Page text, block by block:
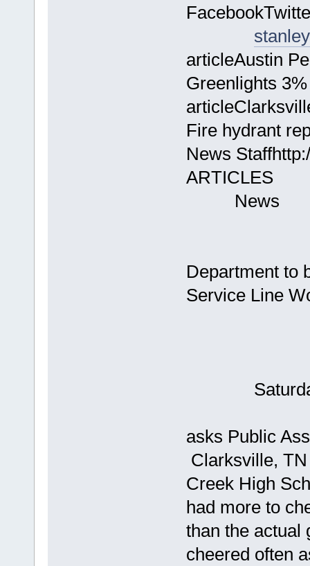
articleAustin
Greenlights
Fire hydrant
News
Department to
Service Line
asks Public
Clarksville,
Creek High
had more to
than the actual
cheered often